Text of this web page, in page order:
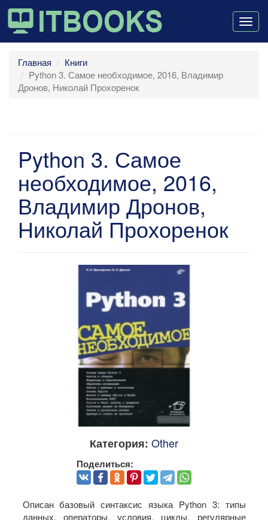
Главная
Книги
Python 3. Самое необходимое, 2016, Владимир
Дронов, Николай Прохоренок
Python 3. Самое
необходимое, 2016,
Владимир Дронов,
Николай Прохоренок
Категория: Other
Поделиться:
Описан базовый синтаксис языка Python 3: типы
данных, операторы, условия, циклы, регулярные